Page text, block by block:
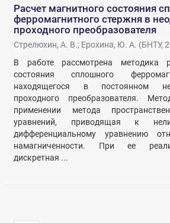
Расчет магнитного состояния
ферромагнитного стержня в
проходного преобразователя
Стрелюхин, А. В.; Ерохина, Ю. А. (БНТУ,
В работе рассмотрена методика
состояния сплошного
находящегося в постоянном
проходного преобразователя.
применении метода
уравнений, приводящая к
дифференциальному уравнению
намагниченности. При ее
дискретная ...